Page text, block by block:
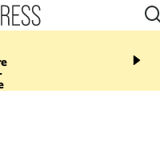
10:33
l’enfance - une